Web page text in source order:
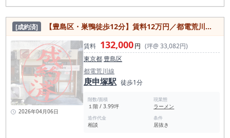
で居抜き物件を探している方、大塚で飲食店開業を検討してい
る方におすすめの1件です。 大塚駅は、JR山手線と都電荒川線
が利用できる豊島区内の主要駅のひとつです。 JR山手線の利用
者に加え、都電荒川線「大塚駅前」停留場の利用も見込めるた
め、通勤・通学、近隣住民、会社員、飲食目的の来街者など、
幅広い人流が発生するエリアです。 池袋に近接しながらも、大
塚独自の飲食文化が根付いており、地域密着型の飲食店から専
門業態まで成立しやすい商圏といえます。 本物件の大きな魅力
は、サンモール大塚商店街沿いの角地にある点です。 飲食店に
おいて、店前の視認性や入りやすさは非常に重要です。 角地は
複数方向から認知を取りやすく、看板・外観・店頭メニューの
見せ方によって、通行人への訴求力を高めやすいポジションで
す。 大塚駅徒歩2分という駅近性と、商店街沿いの角地という
条件が重なることで、初回来店のきっかけを作りやすい物件で
[成約済] 【豊島区・巣鴨徒歩12分】賃料12万円／都電荒川線・庚申塚駅からは徒歩1分／栄和通り沿い1階路面／視認性◎の小箱ラーメン店居抜き
2026年04月06日
賃料 132,000円 (坪@ 33,082円)
東京都 豊島区
都電荒川線
庚申塚駅 徒歩1分
階数/面積
１階 / 3.99坪
現業態
ラーメン
造作代金
相談
条件
居抜き